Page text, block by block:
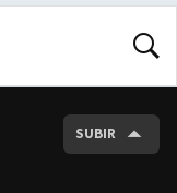
SUBIR